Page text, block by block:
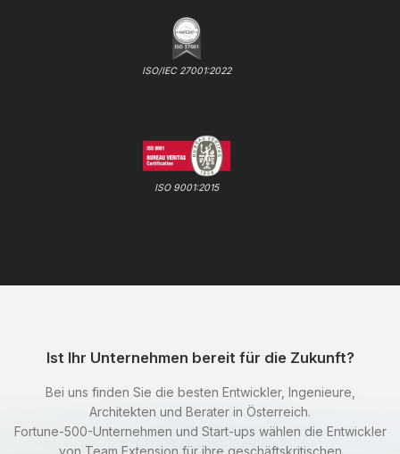
ISO/IEC 27001:2022
ISO 9001:2015
Ist Ihr Unternehmen bereit für die Zukunft?
Bei uns finden Sie die besten Entwickler, Ingenieure,
Architekten und Berater in Österreich.
Fortune-500-Unternehmen und Start-ups wählen die Entwickler
von Team Extension für ihre geschäftskritischen